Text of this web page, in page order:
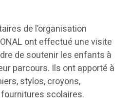
de l’organisation
ont effectué une visite
de soutenir les enfants à
parcours. Ils ont apporté à
stylos, croyons,
scolaires.